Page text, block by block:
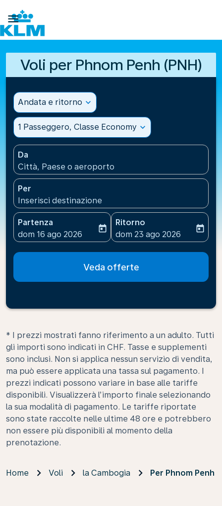

Voli per Phnom Penh (PNH)
Andata e ritorno expand_more
1 Passeggero, Classe Economy expand_more
Da
Città, Paese o aeroporto
Per
Inserisci destinazione
Partenza
fc-booking-departure-date-aria-label
dom 16 ago 2026
today
Ritorno
fc-booking-return-date-
dom 23 ago 2026
today
Veda offerte
* I prezzi mostrati fanno riferimento a un adulto. Tutti
gli importi sono indicati in CHF. Tasse e supplementi
sono inclusi. Non si applica nessun servizio di vendita,
ma può essere applicata una tassa sul pagamento. I
prezzi indicati possono variare in base alle tariffe
disponibili. Visualizzerà l’importo finale selezionando
la sua modalità di pagamento. Le tariffe riportate
sono state raccolte nelle ultime 48 ore e potrebbero
non essere più disponibili al momento della
prenotazione.
Home Voli la Cambogia Per Phnom Penh